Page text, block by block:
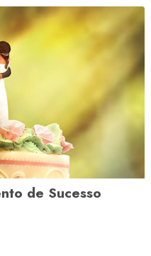
de Sucesso